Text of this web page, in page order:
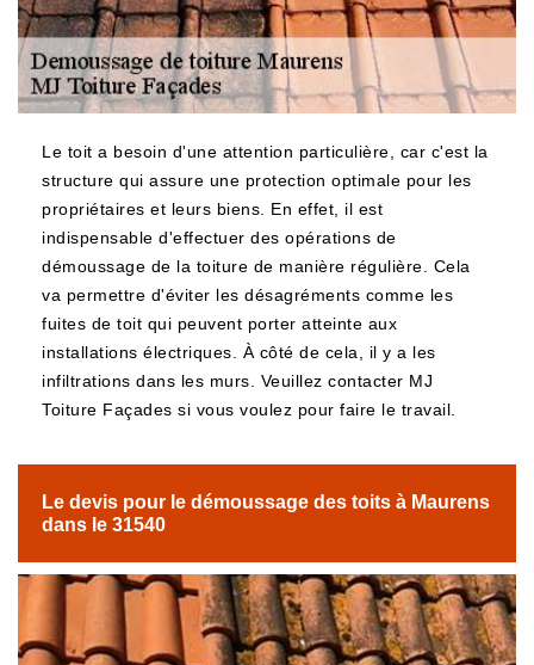
Le toit a besoin d'une attention particulière, car c'est la
structure qui assure une protection optimale pour les
propriétaires et leurs biens. En effet, il est
indispensable d'effectuer des opérations de
démoussage de la toiture de manière régulière. Cela
va permettre d'éviter les désagréments comme les
fuites de toit qui peuvent porter atteinte aux
installations électriques. À côté de cela, il y a les
infiltrations dans les murs. Veuillez contacter MJ
Toiture Façades si vous voulez pour faire le travail.
Le devis pour le démoussage des toits à Maurens
dans le 31540